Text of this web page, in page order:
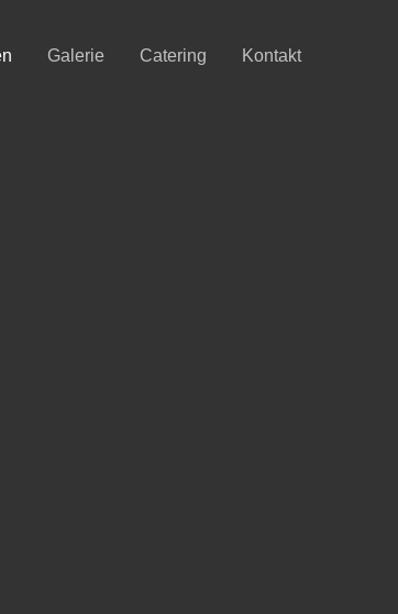
Galerie Catering Kontakt